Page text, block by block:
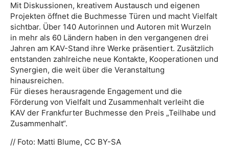
Mit Diskussionen, kreativem Austausch und eigenen
Projekten öffnet die Buchmesse Türen und macht Vielfalt
sichtbar. Über 140 Autorinnen und Autoren mit Wurzeln
in mehr als 60 Ländern haben in den vergangenen drei
Jahren am KAV-Stand ihre Werke präsentiert. Zusätzlich
entstanden zahlreiche neue Kontakte, Kooperationen und
Synergien, die weit über die Veranstaltung
hinausreichen.
Für dieses herausragende Engagement und die
Förderung von Vielfalt und Zusammenhalt verleiht die
KAV der Frankfurter Buchmesse den Preis „Teilhabe und
Zusammenhalt“.
// Foto: Matti Blume, CC BY-SA